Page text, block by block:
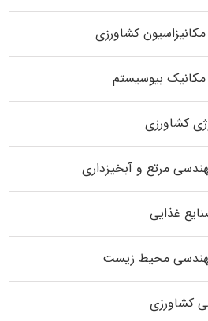
کشاورزی
بیوسیستم
کشاورزی
مرتع و آبخیزداری
غذایی
محیط زیست
کشاورزی